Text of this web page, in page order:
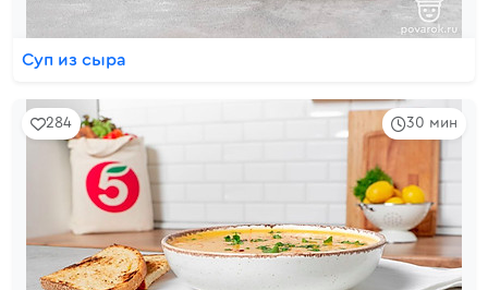
Суп из сыра
30 мин
284